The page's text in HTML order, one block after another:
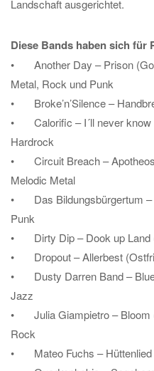
Landschaft ausgerichtet.
Diese Bands haben sich für
• Another Day – Prison
Metal, Rock und Punk
• Broke’n’Silence –
• Calorific – I´ll never know
Hardrock
• Circuit Breach –
Melodic Metal
• Das Bildungsbürgertum –
Punk
• Dirty Dip – Dook up Land
• Dropout – Allerbest
• Dusty Darren Band –
Jazz
• Julia Giampietro – Bloom
Rock
• Mateo Fuchs – Hüttenlied